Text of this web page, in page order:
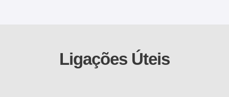
Ligações Úteis